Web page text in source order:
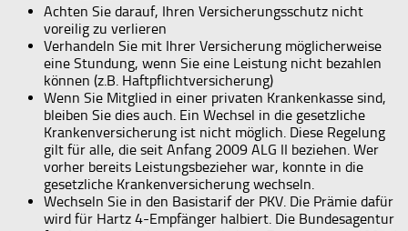
Achten Sie darauf, Ihren Versicherungsschutz nicht
voreilig zu verlieren
Verhandeln Sie mit Ihrer Versicherung möglicherweise
eine Stundung, wenn Sie eine Leistung nicht bezahlen
können (z.B. Haftpflichtversicherung)
Wenn Sie Mitglied in einer privaten Krankenkasse sind,
bleiben Sie dies auch. Ein Wechsel in die gesetzliche
Krankenversicherung ist nicht möglich. Diese Regelung
gilt für alle, die seit Anfang 2009 ALG II beziehen. Wer
vorher bereits Leistungsbezieher war, konnte in die
gesetzliche Krankenversicherung wechseln.
Wechseln Sie in den Basistarif der PKV. Die Prämie dafür
wird für Hartz 4-Empfänger halbiert. Die Bundesagentur